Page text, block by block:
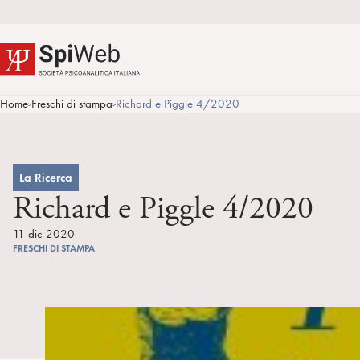
Home>Freschi di stampa>Richard e Piggle 4/2020
La Ricerca
Richard e Piggle 4/2020
11 dic 2020
FRESCHI DI STAMPA